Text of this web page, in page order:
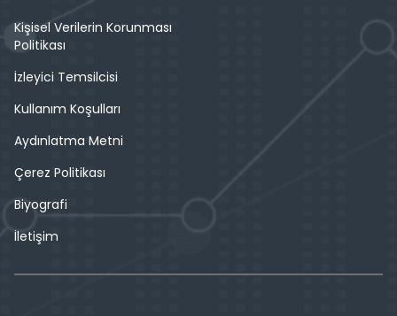
Kişisel Verilerin Korunması
Politikası
İzleyici Temsilcisi
Kullanım Koşulları
Aydınlatma Metni
Çerez Politikası
Biyografi
İletişim